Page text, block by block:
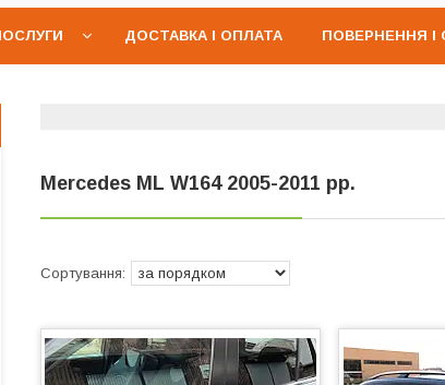
ДОСТАВКА І ОПЛАТА ПОВЕРНЕННЯ І
Mercedes ML W164 2005-2011 рр.